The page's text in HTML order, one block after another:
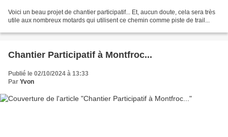
Voici un beau projet de chantier participatif... Et, aucun doute, cela sera très
utile aux nombreux motards qui utilisent ce chemin comme piste de trail...
Chantier Participatif à Montfroc...
Publié le 02/10/2024 à 13:33
Par Yvon